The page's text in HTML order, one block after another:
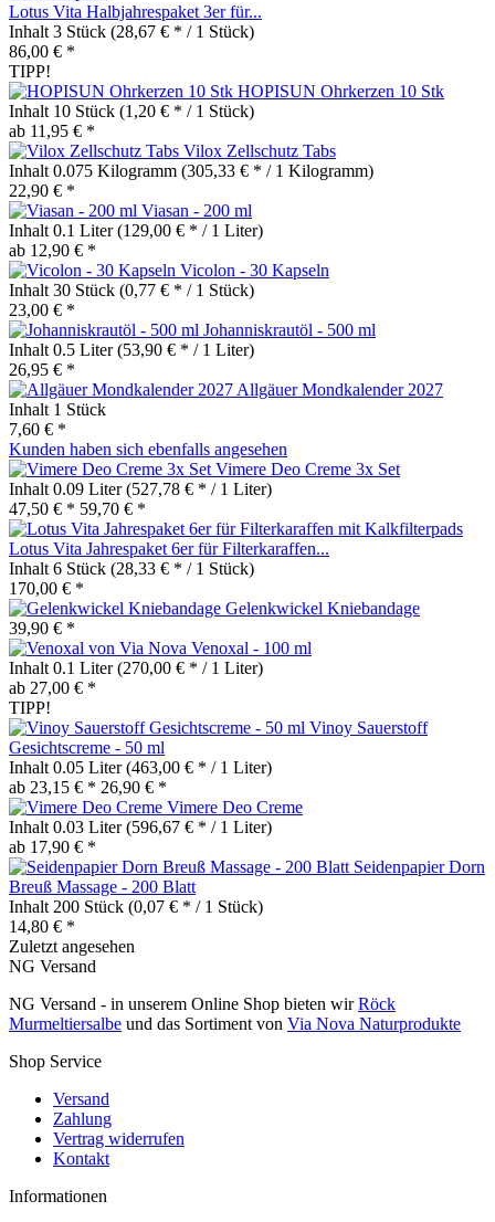
Lotus Vita Halbjahrespaket 3er für...
Inhalt 3 Stück (28,67 € * / 1 Stück)
86,00 € *
TIPP!
HOPISUN Ohrkerzen 10 Stk
Inhalt 10 Stück (1,20 € * / 1 Stück)
ab 11,95 € *
Vilox Zellschutz Tabs
Inhalt 0.075 Kilogramm (305,33 € * / 1 Kilogramm)
22,90 € *
Viasan - 200 ml
Inhalt 0.1 Liter(129,00 € * / 1 Liter)
ab 12,90 € *
Vicolon - 30 Kapseln
Inhalt 30 Stück (0,77 € * / 1 Stück)
23,00 € *
Johanniskrautöl - 500 ml
Inhalt 0.5 Liter(53,90 € * / 1 Liter)
26,95 € *
Allgäuer Mondkalender 2027
Inhalt 1 Stück
7,60 € *
Kunden haben sich ebenfalls angesehen
Vimere Deo Creme 3x Set
Inhalt 0.09 Liter(527,78 € * / 1 Liter)
47,50 € * 59,70 € *
Lotus Vita Jahrespaket 6er für Filterkaraffen...
Inhalt 6 Stück (28,33 € * / 1 Stück)
170,00 € *
Gelenkwickel Kniebandage
39,90 € *
Venoxal - 100 ml
Inhalt 0.1 Liter(270,00 € * / 1 Liter)
ab 27,00 € *
TIPP!
Vinoy Sauerstoff
Gesichtscreme - 50 ml
Inhalt 0.05 Liter(463,00 € * / 1 Liter)
ab 23,15 € * 26,90 € *
Vimere Deo Creme
Inhalt 0.03 Liter(596,67 € * / 1 Liter)
ab 17,90 € *
Seidenpapier Dorn
Breuß Massage - 200 Blatt
Inhalt 200 Stück (0,07 € * / 1 Stück)
14,80 € *
Zuletzt angesehen
NG Versand
NG Versand - in unserem Online Shop bieten wirRöck
Murmeltiersalbe und das Sortiment von Via Nova Naturprodukte
Shop Service
Versand
Zahlung
Vertrag widerrufen
Kontakt
Informationen